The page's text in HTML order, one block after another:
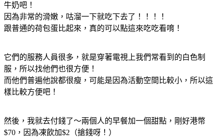
牛奶吧！
因為非常的滑嫩，咕溜一下就吃下去了！！！！
跟普通的荷包蛋比起來，真的可以點這來吃吃看唷！
它們的服務人員很多，就是穿著電視上我們常看到的白色制
服，所以找他們也很方便！
而他們普遍他說都很瘦，可能是因為活動空間比較小，所以這
樣比較方便吧！
然後，我就去付錢了～兩個人的早餐加一個甜點，剛好港幣
$70，因為凍飲加$2（搶錢呀！ ）